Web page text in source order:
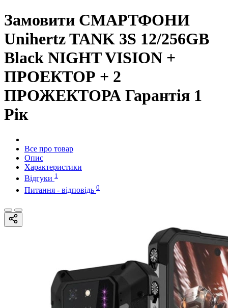
Замовити СМАРТФОНИ
Unihertz TANK 3S 12/256GB
Black NIGHT VISION +
ПРОЕКТОР + 2
ПРОЖЕКТОРА Гарантія 1
Рік
Все про товар
Опис
Характеристики
Відгуки 1
Питання - відповідь 0